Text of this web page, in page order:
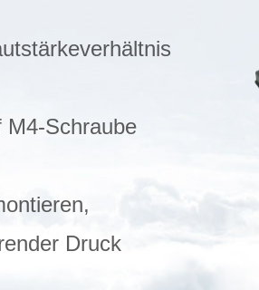
M4-Schraube
Druck